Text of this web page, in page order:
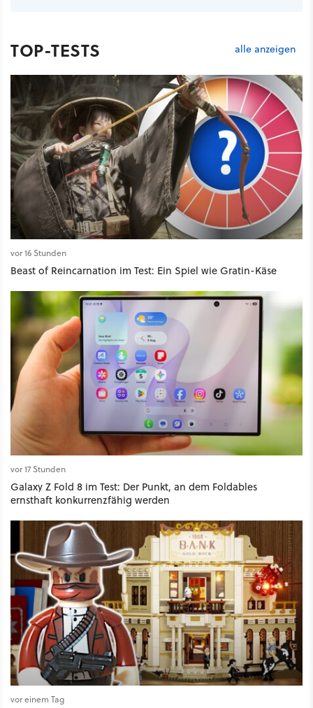
TOP-TESTS alle anzeigen
vor 16 Stunden
Beast of Reincarnation im Test: Ein Spiel wie Gratin-Käse
vor 17 Stunden
Galaxy Z Fold 8 im Test: Der Punkt, an dem Foldables
ernsthaft konkurrenzfähig werden
vor einem Tag